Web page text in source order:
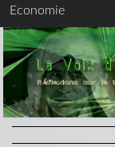
Economie